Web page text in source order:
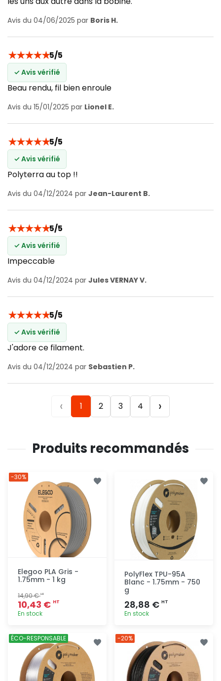
Avis du 04/06/2025 par Boris H.
★★★★★5/5
✓ Avis vérifié
Beau rendu, fil bien enroule
Avis du 15/01/2025 par Lionel E.
★★★★★5/5
✓ Avis vérifié
Polyterra au top !!
Avis du 04/12/2024 par Jean-Laurent B.
★★★★★5/5
✓ Avis vérifié
Impeccable
Avis du 04/12/2024 par Jules VERNAY V.
★★★★★5/5
✓ Avis vérifié
J'adore ce filament.
Avis du 04/12/2024 par Sebastien P.
‹ 1 2 3 4 ›
Produits recommandés
Elegoo PLA Gris -
1.75mm - 1 kg
14,90 €HT
10,43 € HT
En stock
Ajout
rapide
-30%
PolyFlex TPU-95A
Blanc - 1.75mm - 750
g
28,88 € HT
En stock
rapide
ÉCO-RESPONSABLE -20%